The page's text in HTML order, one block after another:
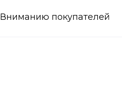
Вниманию покупателей